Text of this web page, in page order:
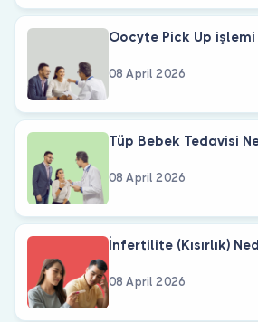
Oocyte Pick Up işlemi
08 April 2026
Tüp Bebek Tedavisi
08 April 2026
İnfertilite (Kısırlık)
08 April 2026